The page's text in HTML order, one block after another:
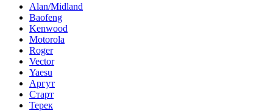
Alan/Midland
Baofeng
Kenwood
Motorola
Roger
Vector
Yaesu
Аргут
Старт
Терек